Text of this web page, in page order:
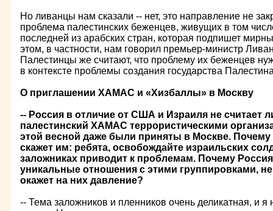
Но ливанцы нам сказали -- нет, это направление не
проблема палестинских беженцев, живущих в том
последней из арабских стран, которая подпишет
этом, в частности, нам говорил премьер-министр
Палестинцы же считают, что проблему их беженцев
в контексте проблемы создания государства
О приглашении ХАМАС и «Хизбаллы» в Москву
-- Россия в отличие от США и Израиля не считает
палестинский ХАМАС террористическими
этой весной даже были приняты в Москве. Почему
скажет им: ребята, освобождайте израильских
заложниках приводит к проблемам. Почему
уникальные отношения с этими группировками,
окажет на них давление?
-- Тема заложников и пленников очень деликатная, и я